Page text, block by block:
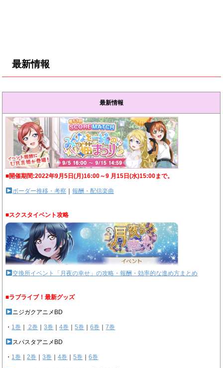
最新情報
最新情報
■開催期間:2022年9月5日(月)16:00～9 月15日(水)15:00まで。
ボーダー推移・考察 ｜報酬・配信楽曲
■スクスタイベント攻略
交換所イベント「月夜の幸せ」の攻略・報酬・効率的な進め方まとめ
■ラブライブ！最新グッズ
ニジガクアニメBD
・ 1巻 2巻 ｜3巻 ｜4巻 ｜5巻 ｜6巻 ｜7巻
スパスタアニメBD
・ 1巻 ｜2巻 ｜3巻 ｜4巻 ｜5巻 ｜6巻